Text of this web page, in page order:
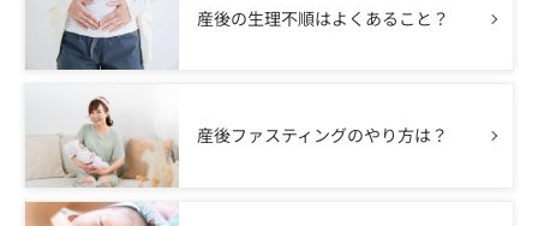
産後の生理不順はよくあること？
産後ファスティングのやり方は？